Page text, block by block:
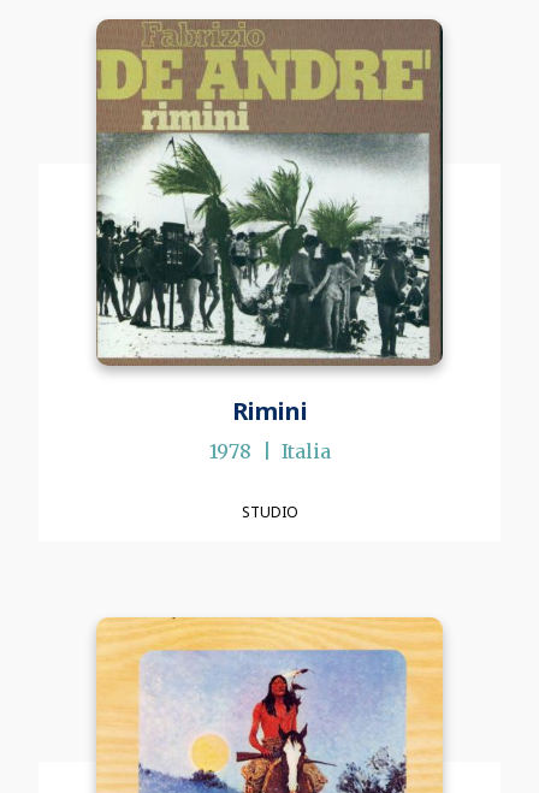
Rimini
1978 Italia
STUDIO